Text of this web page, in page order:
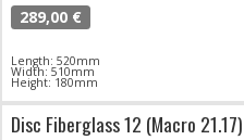
289,00 €
Length: 520mm
Width: 510mm
Height: 180mm
Disc Fiberglass 12 (Macro 21.17)